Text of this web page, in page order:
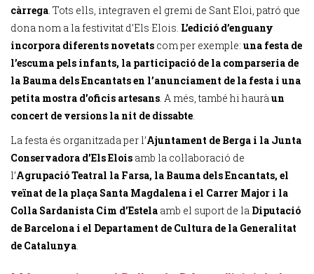
càrrega. Tots ells, integraven el gremi de Sant Eloi, patró que
dona nom a la festivitat d’Els Elois. L’edició d’enguany
incorpora diferents novetats com per exemple: una festa de
l’escuma pels infants, la participació de la comparseria de
la Bauma dels Encantats en l’anunciament de la festa i una
petita mostra d’oficis artesans. A més, també hi hauràun
concert de versions la nit de dissabte.
La festa és organitzada per l’Ajuntament de Berga i la Junta
Conservadora d’Els Elois amb la col·laboració de
l’Agrupació Teatral la Farsa, la Bauma dels Encantats, el
veïnat de la plaça Santa Magdalena i el Carrer Major i la
Colla Sardanista Cim d’Estela amb el suport de la Diputació
de Barcelona i el Departament de Cultura de la Generalitat
de Catalunya.